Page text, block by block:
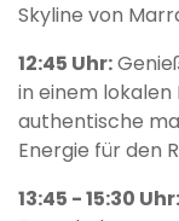
Skyline von
12:45 Uhr:
in einem lokalen
authentische
Energie für den
13:45 - 15:30 Uhr: